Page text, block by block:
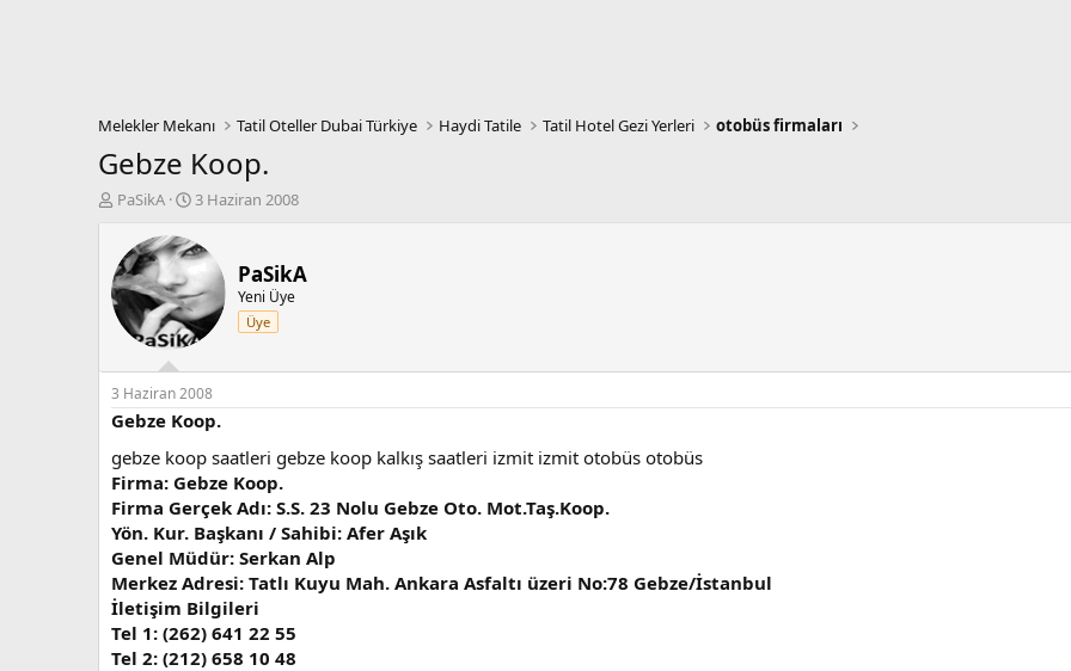
Melekler Mekanı Tatil Oteller Dubai Türkiye Haydi Tatile Tatil Hotel Gezi Yerleri otobüs firmaları
Gebze Koop.
K
b
u
y
u
a
ş
l
a
t
a
n
PaSikA
B
ş
l
a
n
g
ı
ç
t
a
r
i
h
3 Haziran 2008
PaSikA
Yeni Üye
Üye
3 Haziran 2008
Gebze Koop.
gebze koop saatleri gebze koop kalkış saatleri izmit izmit otobüs otobüs
Firma: Gebze Koop.
Firma Gerçek Adı: S.S. 23 Nolu Gebze Oto. Mot.Taş.Koop.
Yön. Kur. Başkanı / Sahibi: Afer Aşık
Genel Müdür: Serkan Alp
Merkez Adresi: Tatlı Kuyu Mah. Ankara Asfaltı üzeri No:78 Gebze/İstanbul
İletişim Bilgileri
Tel 1: (262) 641 22 55
Tel 2: (212) 658 10 48